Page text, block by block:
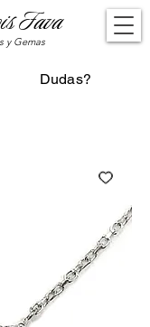
y Gemas
Fava
Dudas?